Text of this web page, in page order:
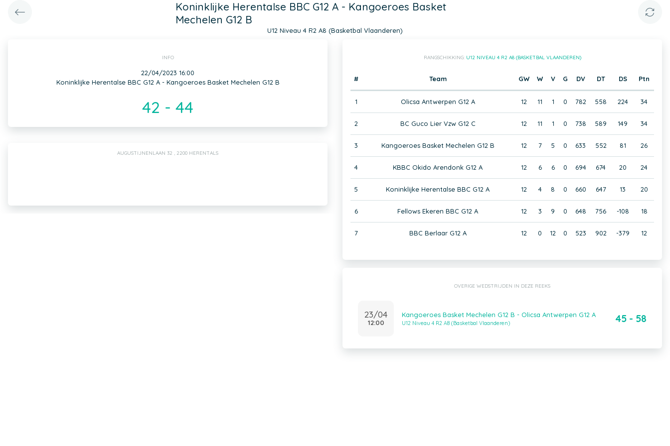
Koninklijke Herentalse BBC G12 A - Kangoeroes Basket
Mechelen G12 B
U12 Niveau 4 R2 A8 (Basketbal Vlaanderen)
INFO
22/04/2023 16:00
Koninklijke Herentalse BBC G12 A - Kangoeroes Basket Mechelen G12 B
42 - 44
AUGUSTIJNENLAAN 32 , 2200 HERENTALS
RANGSCHIKKING: U12 NIVEAU 4 R2 A8 (BASKETBAL VLAANDEREN)
# Team GW W V G DV DT DS Ptn
1 Olicsa Antwerpen G12 A 12 11 1 0 782 558 224 34
2 BC Guco Lier Vzw G12 C 12 11 1 0 738 589 149 34
3 Kangoeroes Basket Mechelen G12 B 12 7 5 0 633 552 81 26
4 KBBC Okido Arendonk G12 A 12 6 6 0 694 674 20 24
5 Koninklijke Herentalse BBC G12 A 12 4 8 0 660 647 13 20
6 Fellows Ekeren BBC G12 A 12 3 9 0 648 756 -108 18
7 BBC Berlaar G12 A 12 0 12 0 523 902 -379 12
OVERIGE WEDSTRIJDEN IN DEZE REEKS
23/04
12:00
Kangoeroes Basket Mechelen G12 B - Olicsa Antwerpen G12 A
U12 Niveau 4 R2 A8 (Basketbal Vlaanderen) 45 - 58